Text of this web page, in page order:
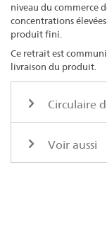
niveau du commerce
concentrations
produit fini.
Ce retrait est
livraison du produit.
Circulaire
Voir aussi